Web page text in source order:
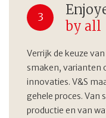
3
by all
Verrijk de keuze
smaken, varianten
innovaties. V&S
gehele proces.
productie en van